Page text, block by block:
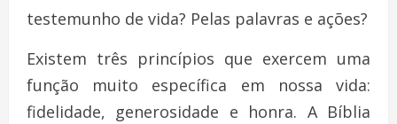
testemunho de vida? Pelas palavras e ações?
Existem três princípios que exercem uma
função muito específica em nossa vida:
fidelidade, generosidade e honra. A Bíblia